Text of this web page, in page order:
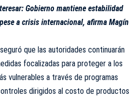
Gobierno mantiene estabilidad
a crisis internacional, afirma Magín
que las autoridades continuarán
focalizadas para proteger a los
vulnerables a través de programas
dirigidos al costo de productos